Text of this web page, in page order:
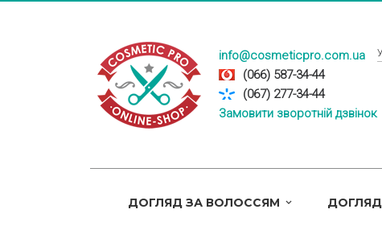
info@cosmeticpro.com.ua
(066) 587-34-44
(067) 277-34-44
Замовити зворотній дзвінок
ДОГЛЯД ЗА ВОЛОССЯМ ДОГЛЯД